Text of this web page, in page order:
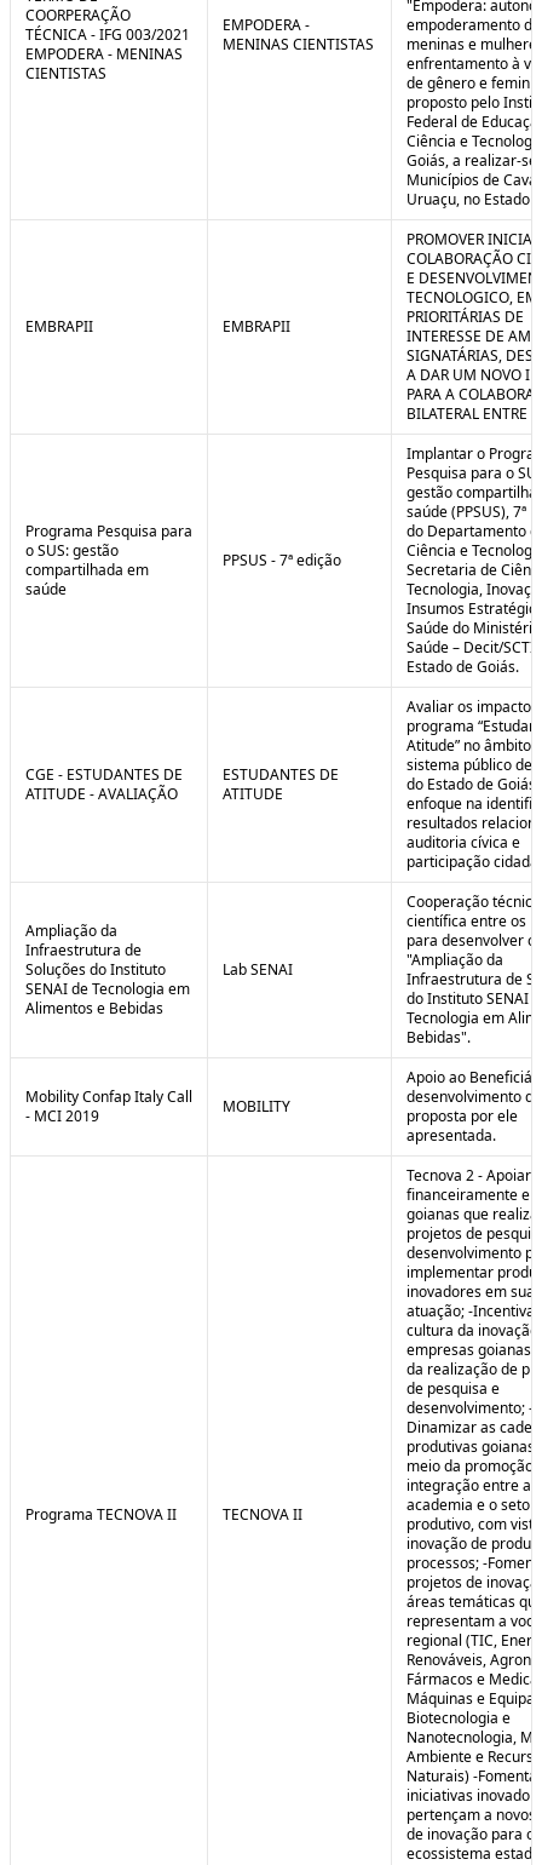
COORPERAÇÃO
TÉCNICA - IFG 003/2021
EMPODERA - MENINAS
CIENTISTAS
EMPODERA -
MENINAS CIENTISTAS
"Empodera:
empoderamento de
meninas e
enfrentamento à
de gênero e
proposto pelo
Federal de
Ciência e
Goiás, a realizar-se
Municípios de
Uruaçu, no Estado
EMBRAPII EMBRAPII
PROMOVER
COLABORAÇÃO
E
TECNOLOGICO, EM
PRIORITÁRIAS DE
INTERESSE DE
SIGNATÁRIAS,
A DAR UM NOVO
PARA A
BILATERAL ENTRE
Programa Pesquisa para
o SUS: gestão
compartilhada em
saúde
PPSUS - 7ª edição
Implantar o
Pesquisa para o
gestão
saúde (PPSUS), 7ª
do Departamento
Ciência e
Secretaria de
Tecnologia,
Insumos
Saúde do
Saúde – Decit/
Estado de Goiás.
CGE - ESTUDANTES DE
ATITUDE - AVALIAÇÃO
ESTUDANTES DE
ATITUDE
Avaliar os impactos
programa
Atitude” no âmbito
sistema público de
do Estado de
enfoque na
resultados
auditoria cívica e
participação cidadã
Ampliação da
Infraestrutura de
Soluções do Instituto
SENAI de Tecnologia em
Alimentos e Bebidas
Lab SENAI
Cooperação
científica entre os
para desenvolver o
"Ampliação da
Infraestrutura de
do Instituto SENAI
Tecnologia em
Bebidas".
Mobility Confap Italy Call
- MCI 2019
MOBILITY
Apoio ao
desenvolvimento da
proposta por ele
apresentada.
Programa TECNOVA II TECNOVA II
Tecnova 2 - Apoiar
financeiramente
goianas que
projetos de
desenvolvimento
implementar
inovadores em sua
atuação; -
cultura da inovação
empresas goianas
da realização de
de pesquisa e
desenvolvimento; -
Dinamizar as
produtivas goianas
meio da promoção
integração entre a
academia e o setor
produtivo, com
inovação de
processos; -
projetos de
áreas temáticas
representam a
regional (TIC,
Renováveis,
Fármacos e
Máquinas e
Biotecnologia e
Nanotecnologia,
Ambiente e
Naturais) -Fomentar
iniciativas
pertençam a novos
de inovação para o
ecossistema